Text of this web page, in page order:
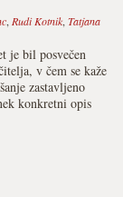
, Rudi Kotnik, Tatjana
je bil posvečen
v čem se kaže
zastavljeno
konkretni opis